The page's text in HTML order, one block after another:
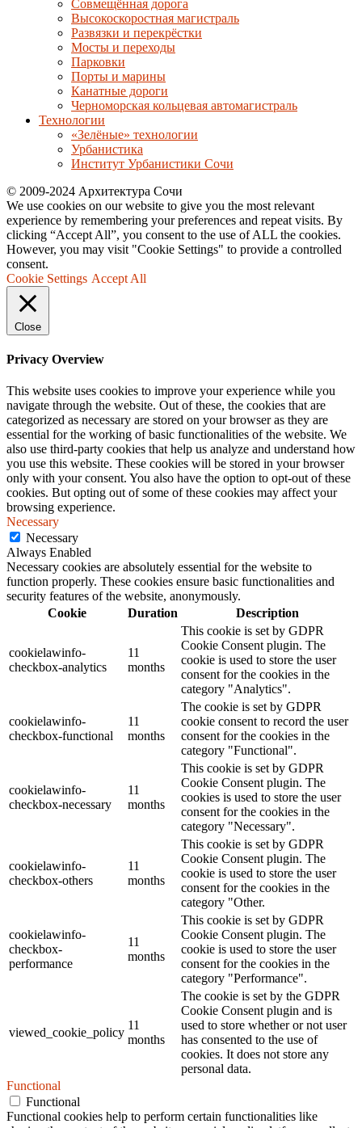
Совмещённая дорога
Высокоскоростная магистраль
Развязки и перекрёстки
Мосты и переходы
Парковки
Порты и марины
Канатные дороги
Черноморская кольцевая автомагистраль
Технологии
«Зелёные» технологии
Урбанистика
Институт Урбанистики Сочи
© 2009-2024 Архитектура Сочи
We use cookies on our website to give you the most relevant
experience by remembering your preferences and repeat visits. By
clicking “Accept All”, you consent to the use of ALL the cookies.
However, you may visit "Cookie Settings" to provide a controlled
consent.
Cookie Settings Accept All
Close
Privacy Overview
This website uses cookies to improve your experience while you
navigate through the website. Out of these, the cookies that are
categorized as necessary are stored on your browser as they are
essential for the working of basic functionalities of the website. We
also use third-party cookies that help us analyze and understand how
you use this website. These cookies will be stored in your browser
only with your consent. You also have the option to opt-out of these
cookies. But opting out of some of these cookies may affect your
browsing experience.
Necessary
Necessary
Always Enabled
Necessary cookies are absolutely essential for the website to
function properly. These cookies ensure basic functionalities and
security features of the website, anonymously.
Cookie
Duration Description
cookielawinfo-
checkbox-analytics
11
months
This cookie is set by GDPR
Cookie Consent plugin. The
cookie is used to store the user
consent for the cookies in the
category "Analytics".
cookielawinfo-
checkbox-functional
11
months
The cookie is set by GDPR
cookie consent to record the user
consent for the cookies in the
category "Functional".
cookielawinfo-
checkbox-necessary
11
months
This cookie is set by GDPR
Cookie Consent plugin. The
cookies is used to store the user
consent for the cookies in the
category "Necessary".
cookielawinfo-
checkbox-others
11
months
This cookie is set by GDPR
Cookie Consent plugin. The
cookie is used to store the user
consent for the cookies in the
category "Other.
cookielawinfo-
checkbox-
performance
11
months
This cookie is set by GDPR
Cookie Consent plugin. The
cookie is used to store the user
consent for the cookies in the
category "Performance".
viewed_cookie_policy
11
months
The cookie is set by the GDPR
Cookie Consent plugin and is
used to store whether or not user
has consented to the use of
cookies. It does not store any
personal data.
Functional
Functional
Functional cookies help to perform certain functionalities like